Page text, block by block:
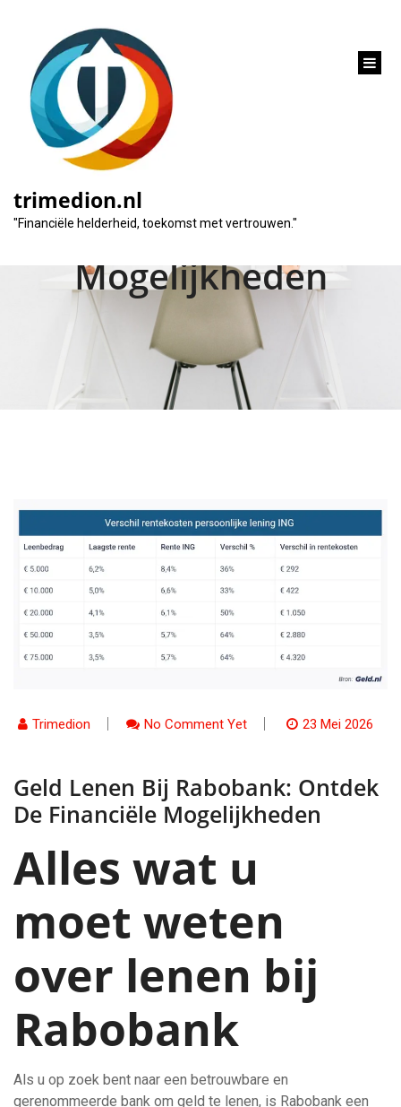
trimedion.nl
"Financiële helderheid, toekomst met vertrouwen."
Geld Lenen bij
Rabobank: Ontdek de
Financiële
Mogelijkheden
Trimedion No Comment Yet 23 Mei 2026
Geld Lenen Bij Rabobank: Ontdek
De Financiële Mogelijkheden
Alles wat u
moet weten
over lenen bij
Rabobank
Als u op zoek bent naar een betrouwbare en
gerenommeerde bank om geld te lenen, is Rabobank een